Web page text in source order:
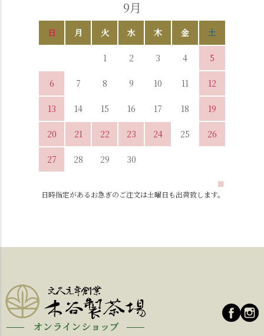
9月
日 月 火 水 木 金 土
1 2 3 4 5
6 7 8 9 10 11 12
13 14 15 16 17 18 19
20 21 22 23 24 25 26
27 28 29 30
■
日時指定があるお急ぎのご注文は土曜日も出荷致します。